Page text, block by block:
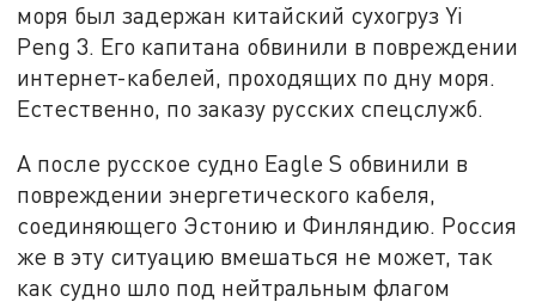
моря был задержан китайский сухогруз Yi
Peng 3. Его капитана обвинили в повреждении
интернет-кабелей, проходящих по дну моря.
Естественно, по заказу русских спецслужб.
А после русское судно Eagle S обвинили в
повреждении энергетического кабеля,
соединяющего Эстонию и Финляндию. Россия
же в эту ситуацию вмешаться не может, так
как судно шло под нейтральным флагом